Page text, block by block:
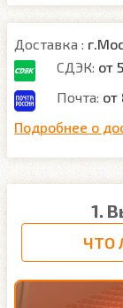
Доставка :
СДЭК: от
Почта: от
Подробнее о
1.
ЧТО